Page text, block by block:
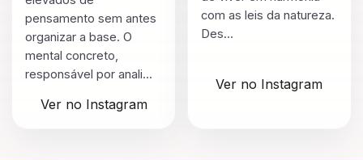
pensamento sem antes
organizar a base. O
mental concreto,
responsável por anali...
Ver no Instagram
com as leis da natureza.
Des...
Ver no Instagram